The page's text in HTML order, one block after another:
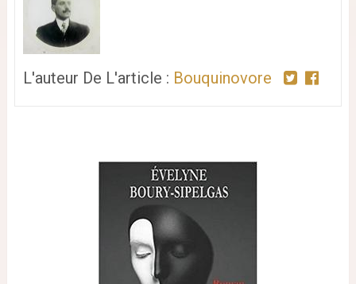
L'auteur De L'article : Bouquinovore